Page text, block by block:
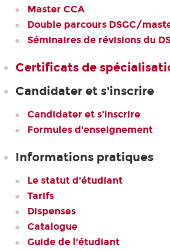
Master CCA
Double parcours DSGC/
Séminaires de révisions du
Certificats de
Candidater et s'inscrire
Candidater et s'inscrire
Formules d'enseignement
Informations pratiques
Le statut d'étudiant
Tarifs
Dispenses
Catalogue
Guide de l'étudiant